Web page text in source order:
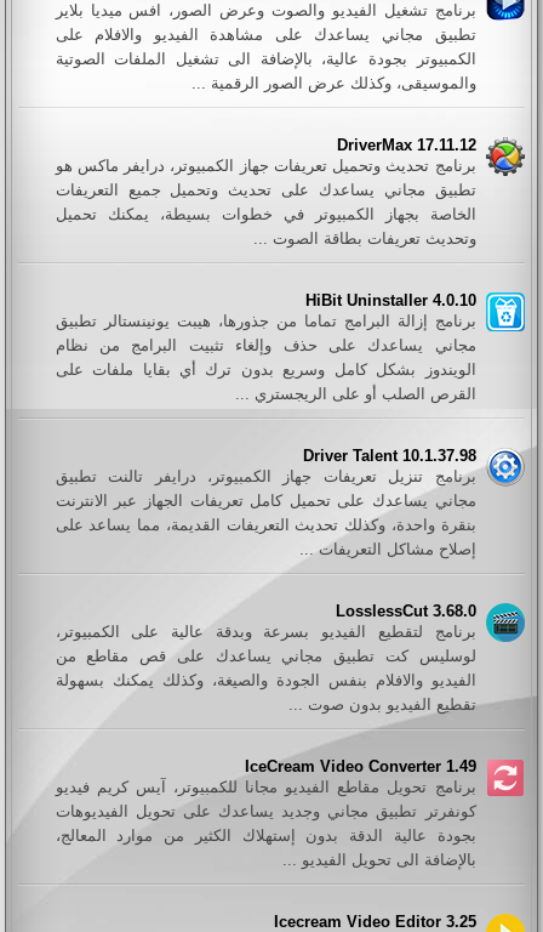
برنامج تشغيل الفيديو والصوت وعرض الصور، افس ميديا بلاير
تطبيق مجاني يساعدك على مشاهدة الفيديو والافلام على
الكمبيوتر بجودة عالية، بالإضافة الى تشغيل الملفات الصوتية
والموسيقى، وكذلك عرض الصور الرقمية ...
DriverMax 17.11.12
برنامج تحديث وتحميل تعريفات جهاز الكمبيوتر، درايفر ماكس هو
تطبيق مجاني يساعدك على تحديث وتحميل جميع التعريفات
الخاصة بجهاز الكمبيوتر في خطوات بسيطة، يمكنك تحميل
وتحديث تعريفات بطاقة الصوت ...
HiBit Uninstaller 4.0.10
برنامج إزالة البرامج تماما من جذورها، هيبت يونينستالر تطبيق
مجاني يساعدك على حذف وإلغاء تثبيت البرامج من نظام
الويندوز بشكل كامل وسريع بدون ترك أي بقايا ملفات على
القرص الصلب أو على الريجستري ...
Driver Talent 10.1.37.98
برنامج تنزيل تعريفات جهاز الكمبيوتر، درايفر تالنت تطبيق
مجاني يساعدك على تحميل كامل تعريفات الجهاز عبر الانترنت
بنقرة واحدة، وكذلك تحديث التعريفات القديمة، مما يساعد على
إصلاح مشاكل التعريفات ...
LosslessCut 3.68.0
برنامج لتقطيع الفيديو بسرعة وبدقة عالية على الكمبيوتر،
لوسليس كت تطبيق مجاني يساعدك على قص مقاطع من
الفيديو والافلام بنفس الجودة والصيغة، وكذلك يمكنك بسهولة
تقطيع الفيديو بدون صوت ...
IceCream Video Converter 1.49
برنامج تحويل مقاطع الفيديو مجانا للكمبيوتر، آيس كريم فيديو
كونفرتر تطبيق مجاني وجديد يساعدك على تحويل الفيديوهات
بجودة عالية الدقة بدون إستهلاك الكثير من موارد المعالج،
بالإضافة الى تحويل الفيديو ...
Icecream Video Editor 3.25